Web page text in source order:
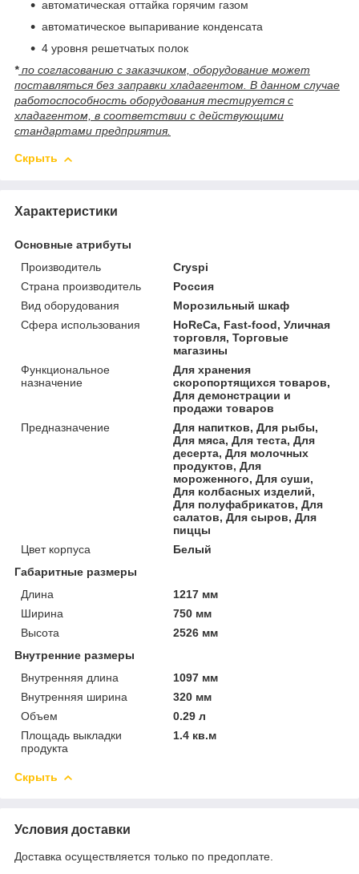
автоматическая оттайка горячим газом
автоматическое выпаривание конденсата
4 уровня решетчатых полок
*по согласованию с заказчиком, оборудование может
поставляться без заправки хладагентом. В данном случае
работоспособность оборудования тестируется с
хладагентом, в соответствии с действующими
стандартами предприятия.
Скрыть
Характеристики
Основные атрибуты
Производитель
Cryspi
Страна производитель
Россия
Вид оборудования
Морозильный шкаф
Сфера использования
HoReCa, Fast-food, Уличная
торговля, Торговые
магазины
Функциональное
назначение
Для хранения
скоропортящихся товаров,
Для демонстрации и
продажи товаров
Предназначение
Для напитков, Для рыбы,
Для мяса, Для теста, Для
десерта, Для молочных
продуктов, Для
мороженного, Для суши,
Для колбасных изделий,
Для полуфабрикатов, Для
салатов, Для сыров, Для
пиццы
Цвет корпуса
Белый
Габаритные размеры
Длина
1217 мм
Ширина
750 мм
Высота
2526 мм
Внутренние размеры
Внутренняя длина
1097 мм
Внутренняя ширина
320 мм
Объем
0.29 л
Площадь выкладки
продукта
1.4 кв.м
Скрыть
Условия доставки
Доставка осуществляется только по предоплате.